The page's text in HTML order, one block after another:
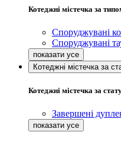
Котеджні містечка за
Споруджувані
Споруджувані
Котеджні містечка за
Котеджні містечка за
Завершені